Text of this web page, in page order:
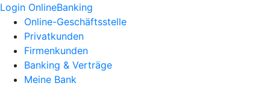
Login OnlineBanking
Online-Geschäftsstelle
Privatkunden
Firmenkunden
Banking & Verträge
Meine Bank